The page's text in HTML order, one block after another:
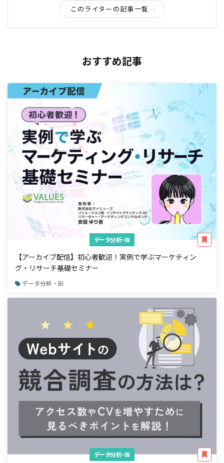
このライターの記事一覧
おすすめ記事
データ分析・BI
【アーカイブ配信】初心者歓迎！実例で学ぶマーケティン
グ・リサーチ基礎セミナー
データ分析・BI
データ分析・BI